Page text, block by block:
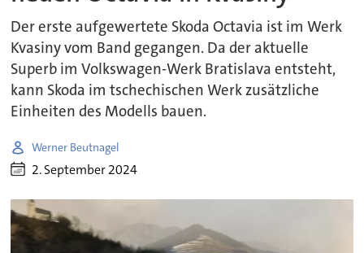
Der erste aufgewertete Skoda Octavia ist im Werk
Kvasiny vom Band gegangen. Da der aktuelle
Superb im Volkswagen-Werk Bratislava entsteht,
kann Skoda im tschechischen Werk zusätzliche
Einheiten des Modells bauen.
Werner Beutnagel
2. September 2024